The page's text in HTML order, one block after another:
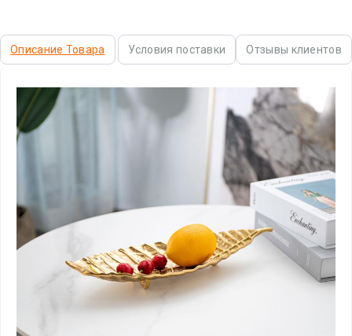
Описание Товара Условия поставки Отзывы клиентов